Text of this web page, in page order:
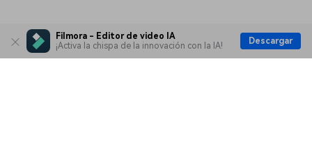
Filmora - Editor de video IA
¡Activa la chispa de la innovación con la IA!
Descargar